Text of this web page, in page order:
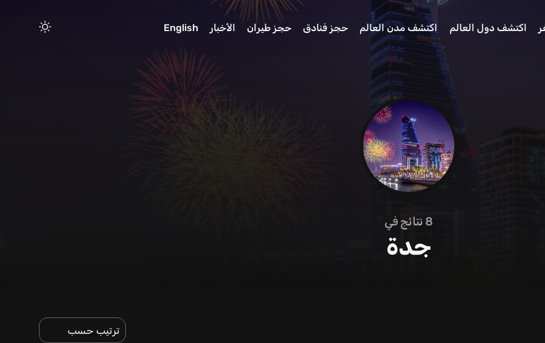
اكتشف دول العالم اكتشف مدن العالم حجز فنادق حجز طيران الأخبار English
8 نتائج في
جدة
ترتيب حسب